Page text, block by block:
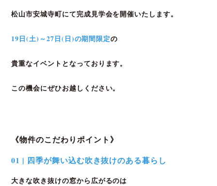
松山市安城寺町にて完成見学会を開催いたします。
19日(土)～27日(日)の期間限定の
貴重なイベントとなっております。
この機会にぜひお越しください。
《物件のこだわりポイント》
01 | 四季が舞い込む吹き抜けのある暮らし
大きな吹き抜けの窓から広がるのは